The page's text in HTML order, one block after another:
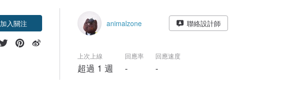
加入關注 animalzone 聯絡設計師
上次上線
超過 1 週
回應率
-
回應速度
-